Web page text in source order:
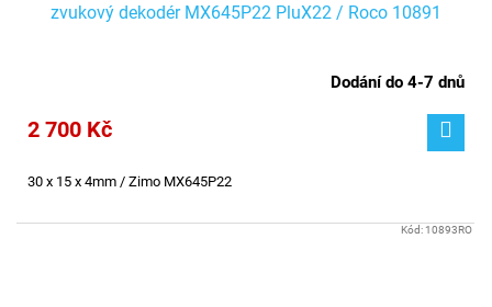
zvukový dekodér MX645P22 PluX22 / Roco 10891
Dodání do 4-7 dnů
2 700 Kč
30 x 15 x 4mm / Zimo MX645P22
Kód: 10893RO